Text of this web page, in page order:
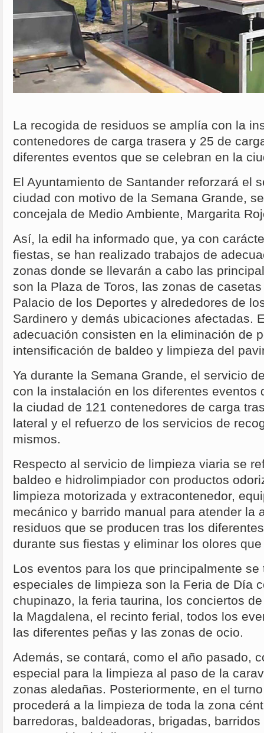
La recogida de residuos se amplía con la
contenedores de carga trasera y 25 de
diferentes eventos que se celebran en la
El Ayuntamiento de Santander reforzará el
ciudad con motivo de la Semana Grande,
concejala de Medio Ambiente, Margarita
Así, la edil ha informado que, ya con
fiestas, se han realizado trabajos de
zonas donde se llevarán a cabo las
son la Plaza de Toros, las zonas de
Palacio de los Deportes y alrededores de
Sardinero y demás ubicaciones afectadas.
adecuación consisten en la eliminación de
intensificación de baldeo y limpieza del
Ya durante la Semana Grande, el servicio
con la instalación en los diferentes eventos
la ciudad de 121 contenedores de carga
lateral y el refuerzo de los servicios de
mismos.
Respecto al servicio de limpieza viaria se
baldeo e hidrolimpiador con productos
limpieza motorizada y extracontenedor,
mecánico y barrido manual para atender la
residuos que se producen tras los
durante sus fiestas y eliminar los olores
Los eventos para los que principalmente
especiales de limpieza son la Feria de Día
chupinazo, la feria taurina, los conciertos
la Magdalena, el recinto ferial, todos los
las diferentes peñas y las zonas de ocio.
Además, se contará, como el año pasado,
especial para la limpieza al paso de la
zonas aledañas. Posteriormente, en el
procederá a la limpieza de toda la zona
barredoras, baldeadoras, brigadas,